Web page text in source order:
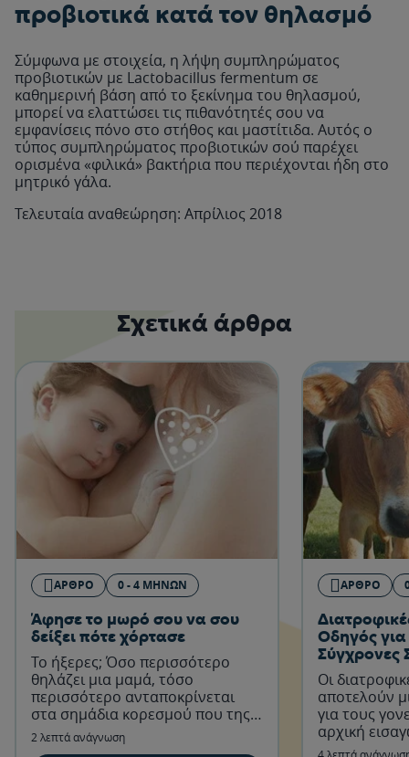
προβιοτικά κατά τον θηλασμό
Σύμφωνα με στοιχεία, η λήψη συμπληρώματος
προβιοτικών με Lactobacillus fermentum σε
καθημερινή βάση από το ξεκίνημα του θηλασμού,
μπορεί να ελαττώσει τις πιθανότητές σου να
εμφανίσεις πόνο στο στήθος και μαστίτιδα. Αυτός ο
τύπος συμπληρώματος προβιοτικών σού παρέχει
ορισμένα «φιλικά» βακτήρια που περιέχονται ήδη στο
μητρικό γάλα.
Τελευταία αναθεώρηση: Απρίλιος 2018
Σχετικά άρθρα
ΆΡΘΡΟ 0 - 4 ΜΗΝΏΝ
Άφησε το μωρό σου να σου
δείξει πότε χόρτασε
Το ήξερες; Όσο περισσότερο
θηλάζει μια μαμά, τόσο
περισσότερο ανταποκρίνεται
στα σημάδια κορεσμού που της
δείχνει το μωρό της
2 λεπτά ανάγνωση
ΆΡΘΡΟ
Οδηγός για
Σύγχρονες
Οι
αποτελούν
για τους
αρχική
τροφών στη